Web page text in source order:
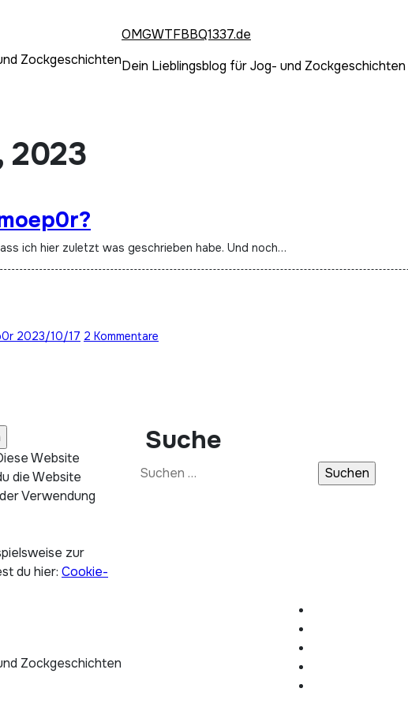
Zockgeschichten
OMGWTFBBQ1337.de
Dein Lieblingsblog für Jog- und Zockgeschichten
2023
ich hier zuletzt was geschrieben habe. Und noch…
2023/10/17 2 Kommentare
Website
die Website
Verwendung
zur
du hier: Cookie-
Suche
Suchen
Zockgeschichten